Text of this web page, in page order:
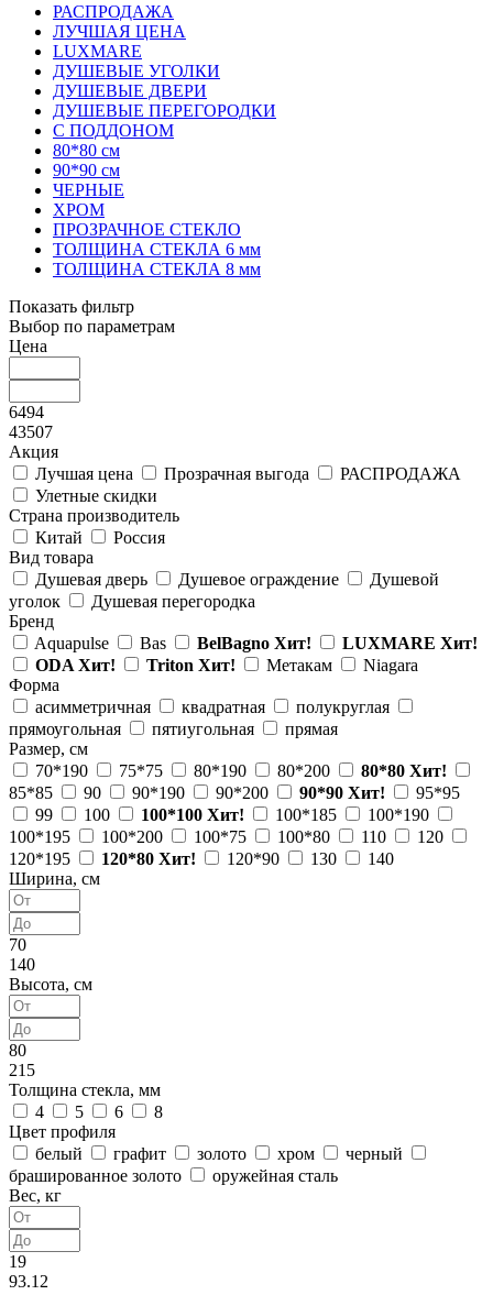
РАСПРОДАЖА
ЛУЧШАЯ ЦЕНА
LUXMARE
ДУШЕВЫЕ УГОЛКИ
ДУШЕВЫЕ ДВЕРИ
ДУШЕВЫЕ ПЕРЕГОРОДКИ
С ПОДДОНОМ
80*80 см
90*90 см
ЧЕРНЫЕ
ХРОМ
ПРОЗРАЧНОЕ СТЕКЛО
ТОЛЩИНА СТЕКЛА 6 мм
ТОЛЩИНА СТЕКЛА 8 мм
Показать фильтр
Выбор по параметрам
Цена
6494
43507
Акция
Лучшая цена
Прозрачная выгода
РАСПРОДАЖА
Улетные скидки
Страна производитель
Китай
Россия
Вид товара
Душевая дверь
Душевое ограждение
Душевой
уголок
Душевая перегородка
Бренд
Aquapulse
Bas BelBagno Хит! LUXMARE Хит!
ODA Хит! Triton Хит! Метакам
Niagara
Форма
асимметричная
квадратная
полукруглая
прямоугольная
пятиугольная
прямая
Размер, см
70*190
75*75 80*190 80*200 80*80 Хит!
85*85
90 90*190 90*200 90*90 Хит!
95*95
99
100 100*100 Хит! 100*185
100*190
100*195
100*200 100*75 100*80 110
120
120*195
120*80 Хит! 120*90 130
140
Ширина, см
70
140
Высота, см
80
215
Толщина стекла, мм
4
5 6
8
Цвет профиля
белый
графит золото хром
черный
брашированное золото
оружейная сталь
Вес, кг
19
93.12